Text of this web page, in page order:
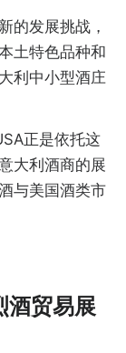
的发展挑战，
土特色品种和
利中小型酒庄
正是依托这
大利酒商的展
与美国酒类市
酒贸易展